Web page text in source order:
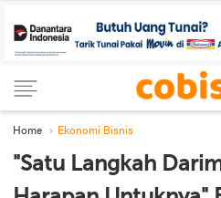
Home Ekonomi Bisnis
"Satu Langkah